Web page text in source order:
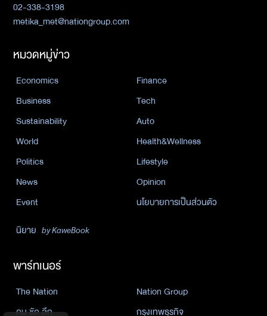
02-338-3198
metika_met@nationgroup.com
หมวดหมู่ข่าว
Economics
Finance
Business
Tech
Sustainability
Auto
World
Health&Wellness
Politics
Lifestyle
News
Opinion
Event
นโยบายการเป็นส่วนตัว
นิยาย by KaweBook
พาร์ทเนอร์
The Nation
Nation Group
คม ชัด ลึก
กรุงเทพธุรกิจ